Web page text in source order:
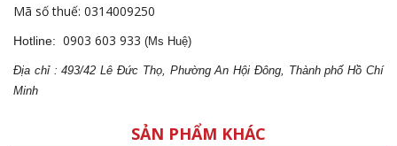
Mã số thuế: 0314009250
Hotline: 0903 603 933 (Ms Huệ)
Địa chỉ : 493/42 Lê Đức Thọ, Phường An Hội Đông, Thành phố Hồ Chí
Minh
SẢN PHẨM KHÁC